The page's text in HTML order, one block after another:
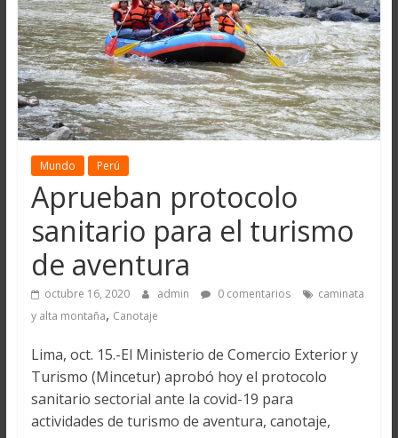
Mundo Perú
Aprueban protocolo
sanitario para el turismo
de aventura
octubre 16, 2020 admin 0 comentarios
caminata
y alta montaña, Canotaje
Lima, oct. 15.-El Ministerio de Comercio Exterior y
Turismo (Mincetur) aprobó hoy el protocolo
sanitario sectorial ante la covid-19 para
actividades de turismo de aventura, canotaje,